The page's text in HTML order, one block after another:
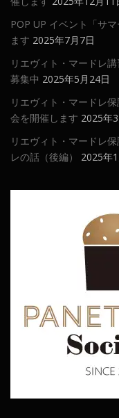
POP UP イベント「サ
ます 2025年7月7日
リエヴィト・マードレ
募集中 2025年5月24日
リエヴィト・マードレ
会を開催します 2025年
リエヴィト・マードレ
レの話（後編）
2025年